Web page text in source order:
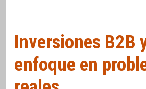
Inversiones B2B
enfoque en